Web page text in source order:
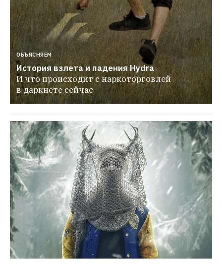
ОБЪЯСНЯЕМ
История взлета и падения Hydra
И что происходит с наркоторговлей
в даркнете сейчас